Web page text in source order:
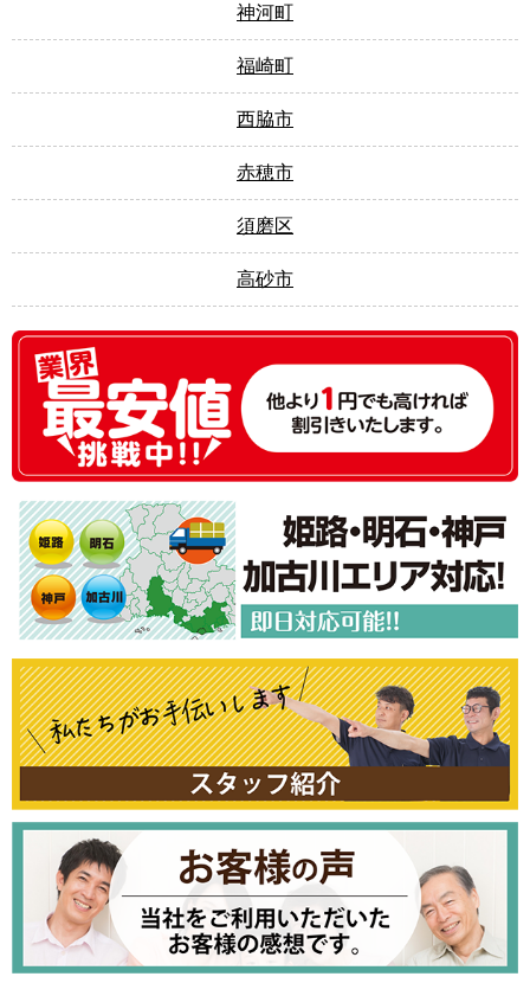
神河町
福崎町
西脇市
赤穂市
須磨区
高砂市